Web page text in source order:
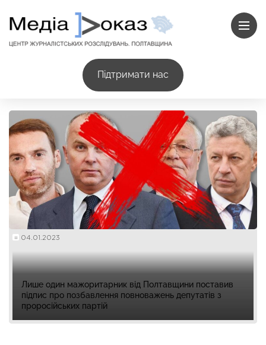
Підтримати нас
04.01.2023
Лише один мажоритарник від Полтавщини поставив
підпис про позбавлення повноважень депутатів з
проросійських партій